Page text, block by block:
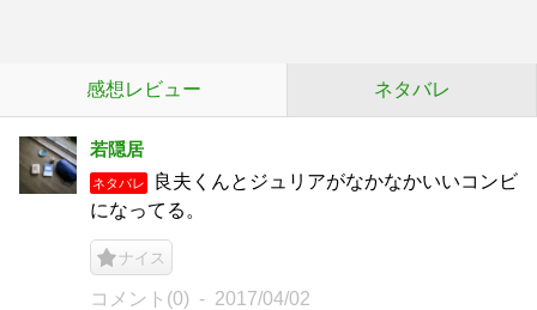
感想レビュー ネタバレ
若隠居
ネタバレ
良夫くんとジュリアがなかなかいいコンビ
になってる。
ナイス
コメント(0) 2017/04/02